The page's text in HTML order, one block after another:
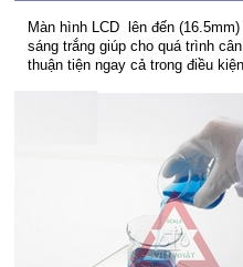
Màn hình LCD lên đến (16.5mm)
sáng trắng giúp cho quá trình
thuận tiện ngay cả trong điều